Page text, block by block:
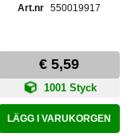
550019917
€ 5,59
1001 Styck
LÄGG I VARUKORGEN